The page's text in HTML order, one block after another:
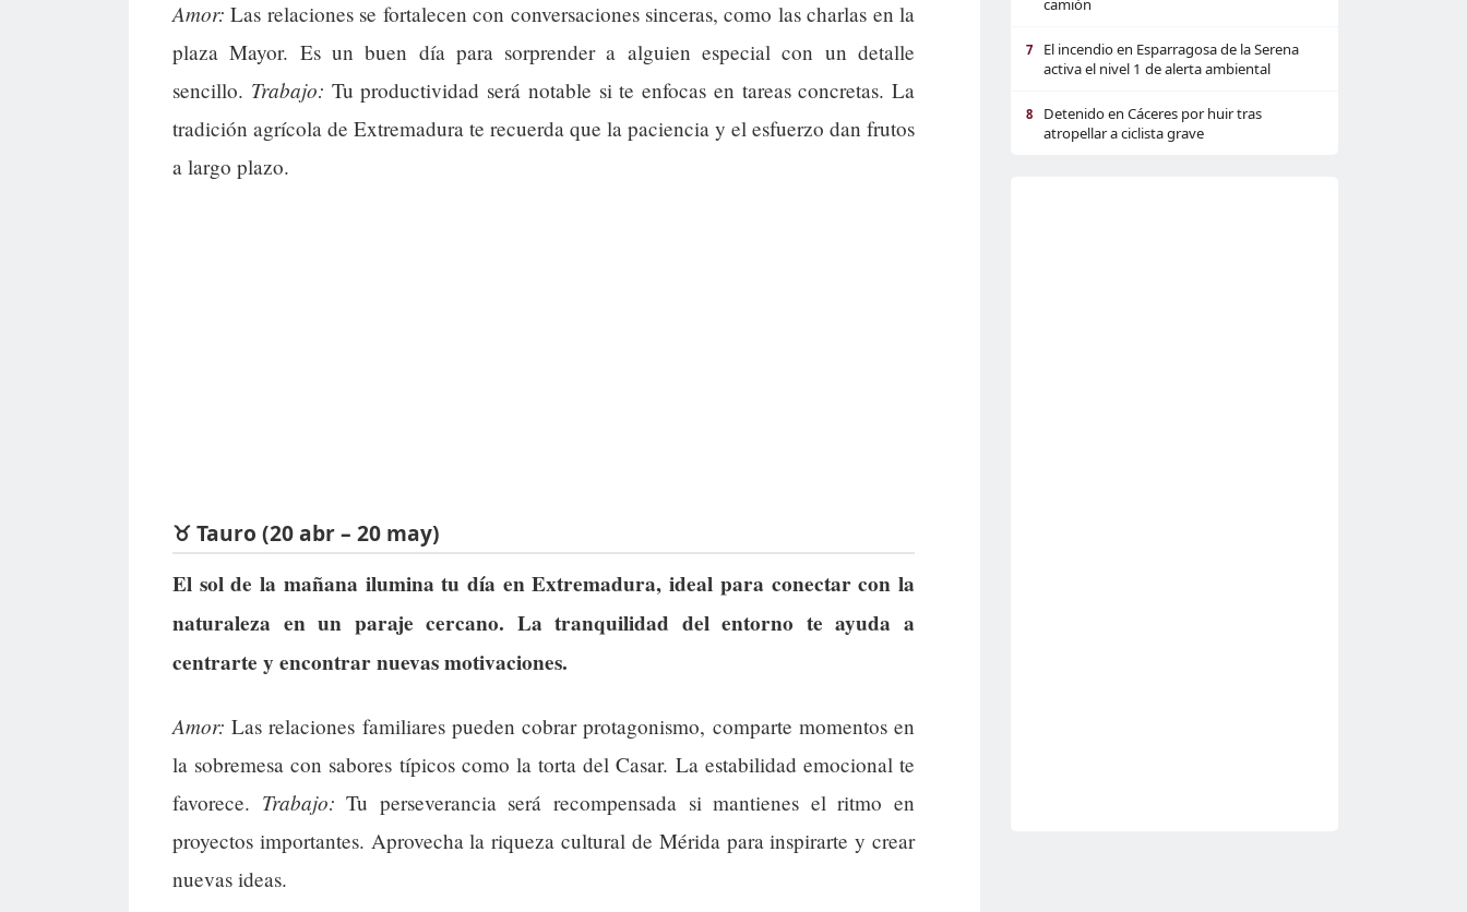
Amor: Las relaciones se fortalecen con conversaciones sinceras, como las charlas en la
plaza Mayor. Es un buen día para sorprender a alguien especial con un detalle
sencillo. Trabajo: Tu productividad será notable si te enfocas en tareas concretas. La
tradición agrícola de Extremadura te recuerda que la paciencia y el esfuerzo dan frutos
a largo plazo.
♉ Tauro (20 abr – 20 may)
El sol de la mañana ilumina tu día en Extremadura, ideal para conectar con la
naturaleza en un paraje cercano. La tranquilidad del entorno te ayuda a
centrarte y encontrar nuevas motivaciones.
Amor: Las relaciones familiares pueden cobrar protagonismo, comparte momentos en
la sobremesa con sabores típicos como la torta del Casar. La estabilidad emocional te
favorece. Trabajo: Tu perseverancia será recompensada si mantienes el ritmo en
proyectos importantes. Aprovecha la riqueza cultural de Mérida para inspirarte y crear
nuevas ideas.
camión
7
El incendio en Esparragosa de la Serena
activa el nivel 1 de alerta ambiental
8
Detenido en Cáceres por huir tras
atropellar a ciclista grave